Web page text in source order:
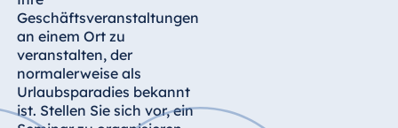
Airport Hotel
Hannover
Hotel Ingolstadt
Hotel Bellevue
Kiel
Hotel Köln
Geschäftsveranstaltungen
an einem Ort zu
veranstalten, der
normalerweise als
Urlaubsparadies bekannt
ist. Stellen Sie sich vor, ein